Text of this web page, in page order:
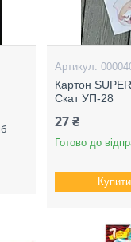
Картон
Скат УП-28
27 ₴
Готово до
Купити